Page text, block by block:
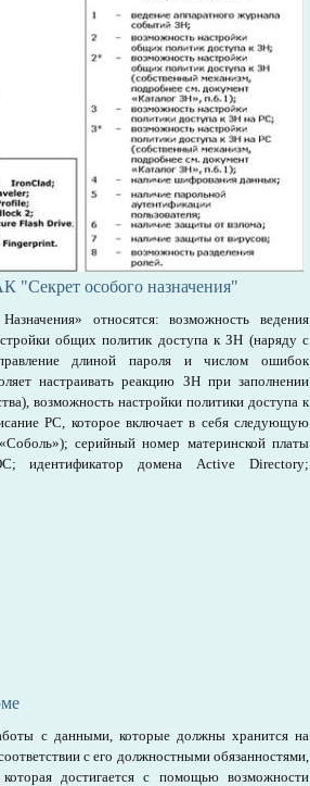
"Секрет особого назначения"
относятся: возможность ведения
общих политик доступа к ЗН (наряду с
длиной пароля и числом ошибок
настраивать реакцию ЗН при заполнении
возможность настройки политики доступа к
РС, которое включает в себя следующую
серийный номер материнской платы
идентификатор домена Active Directory;
с данными, которые должны хранится на
с его должностными обязанностями,
достигается с помощью возможности